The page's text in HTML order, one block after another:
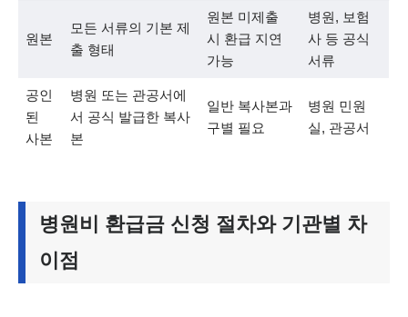
원본
모든 서류의 기본 제
출 형태
원본 미제출
시 환급 지연
가능
병원, 보험
사 등 공식
서류
공인
된
사본
병원 또는 관공서에
서 공식 발급한 복사
본
일반 복사본과
구별 필요
병원 민원
실, 관공서
병원비 환급금 신청 절차와 기관별 차
이점